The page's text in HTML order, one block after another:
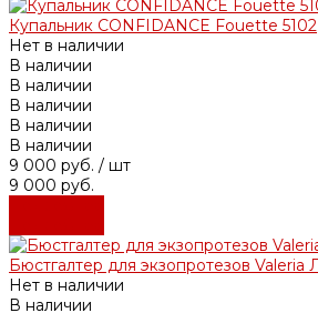
Купальник CONFIDANCE Fouette 5102
Нет в наличии
В наличии
В наличии
В наличии
В наличии
В наличии
9 000 руб. / шт
9 000 руб.
Бюстгалтер для экзопротезов
Нет в наличии
В наличии